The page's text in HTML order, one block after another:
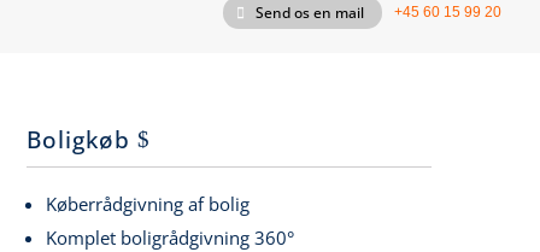
Send os en mail +45 60 15 99 20
Boligkøb
Køberrådgivning af bolig
Komplet boligrådgivning 360°